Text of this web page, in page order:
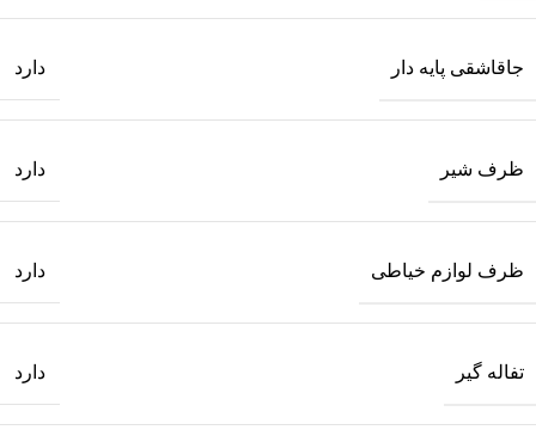
جاقاشقی پایه دار دارد
ظرف شیر دارد
ظرف لوازم خیاطی دارد
تفاله گیر دارد